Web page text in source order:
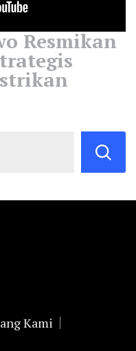
Resmikan
Kami